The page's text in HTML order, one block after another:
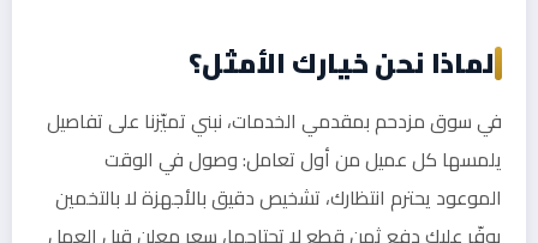
لماذا نحن خيارك الأمثل؟
في سوق مزدحم بمقدمي الخدمات، نبني تميّزنا على تفاصيل
يلمسها كل عميل من أول تعامل: وصول في الوقت
الموعود يحترم انتظارك، تشخيص دقيق بالأجهزة لا بالتخمين
يوفّر عليك دفع ثمن قطع لا تحتاجها، سعر معلن قبل العمل